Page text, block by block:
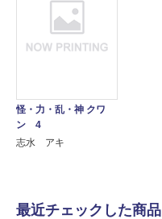
怪・力・乱・神 クワ
ン 4
志水 アキ
最近チェックした商品